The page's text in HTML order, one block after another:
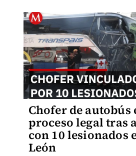
Chofer de
proceso legal tras
con 10 lesionados
León